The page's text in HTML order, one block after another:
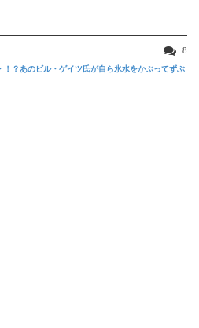
8
！？あのビル・ゲイツ氏が自ら氷水をかぶってずぶ